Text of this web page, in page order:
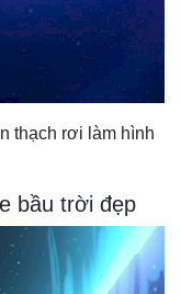
thạch rơi làm hình
bầu trời đẹp